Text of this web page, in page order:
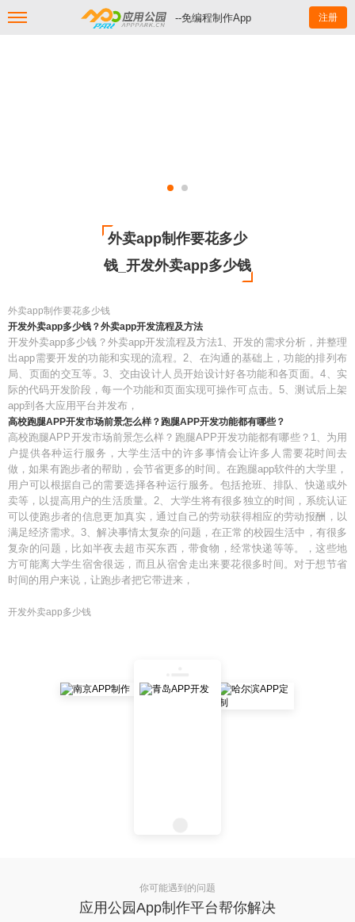
--免编程制作App 注册
外卖app制作要花多少
钱_开发外卖app多少钱
外卖app制作要花多少钱
开发外卖app多少钱？外卖app开发流程及方法
开发外卖app多少钱？外卖app开发流程及方法1、开发的需求分析，并整理
出app需要开发的功能和实现的流程。2、在沟通的基础上，功能的排列布
局、页面的交互等。3、交由设计人员开始设计好各功能和各页面。4、实
际的代码开发阶段，每一个功能和页面实现可操作可点击。5、测试后上架
app到各大应用平台并发布，
高校跑腿APP开发市场前景怎么样？跑腿APP开发功能都有哪些？
高校跑腿APP开发市场前景怎么样？跑腿APP开发功能都有哪些？1、为用
户提供各种运行服务，大学生活中的许多事情会让许多人需要花时间去
做，如果有跑步者的帮助，会节省更多的时间。在跑腿app软件的大学里，
用户可以根据自己的需要选择各种运行服务。包括抢班、排队、快递或外
卖等，以提高用户的生活质量。2、大学生将有很多独立的时间，系统认证
可以使跑步者的信息更加真实，通过自己的劳动获得相应的劳动报酬，以
满足经济需求。3、解决事情太复杂的问题，在正常的校园生活中，有很多
复杂的问题，比如半夜去超市买东西，带食物，经常快递等等。，这些地
方可能离大学生宿舍很远，而且从宿舍走出来要花很多时间。对于想节省
时间的用户来说，让跑步者把它带进来，
开发外卖app多少钱
你可能遇到的问题
应用公园App制作平台帮你解决